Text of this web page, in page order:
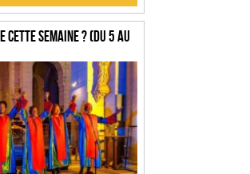
cette semaine ? (du 5 au